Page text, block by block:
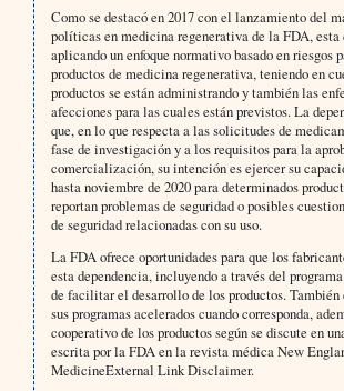
Como se destacó en 2017 con el lanzamiento del
políticas en medicina regenerativa de la FDA, esta
aplicando un enfoque normativo basado en riesgos
productos de medicina regenerativa, teniendo en
productos se están administrando y también las
afecciones para las cuales están previstos. La
que, en lo que respecta a las solicitudes de
fase de investigación y a los requisitos para la
comercialización, su intención es ejercer su
hasta noviembre de 2020 para determinados
reportan problemas de seguridad o posibles
de seguridad relacionadas con su uso.
La FDA ofrece oportunidades para que los
esta dependencia, incluyendo a través del
de facilitar el desarrollo de los productos. También
sus programas acelerados cuando corresponda,
cooperativo de los productos según se discute en
escrita por la FDA en la revista médica New
MedicineExternal Link Disclaimer.